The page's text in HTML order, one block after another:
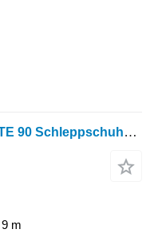
Fliegl VFW 8600 EINACHS SKATE 90 Schleppschuhverteiler
9 m